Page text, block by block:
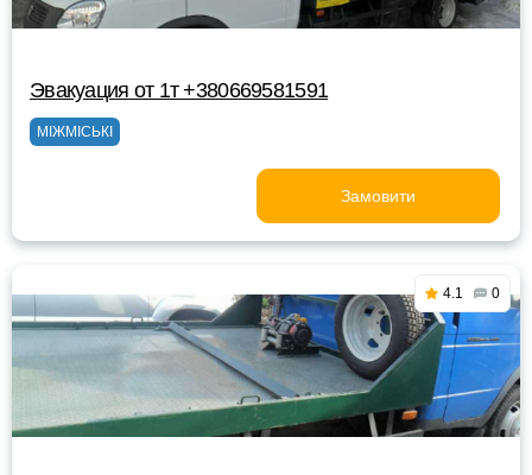
Эвакуация от 1т +380669581591
МІЖМІСЬКІ
Замовити
4.1 0